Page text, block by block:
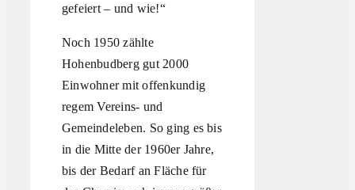
gefeiert – und wie!“
Noch 1950 zählte
Hohenbudberg gut 2000
Einwohner mit offenkundig
regem Vereins- und
Gemeindeleben. So ging es bis
in die Mitte der 1960er Jahre,
bis der Bedarf an Fläche für